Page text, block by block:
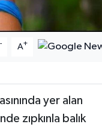
- A+
yer alan
zıpkınla balık